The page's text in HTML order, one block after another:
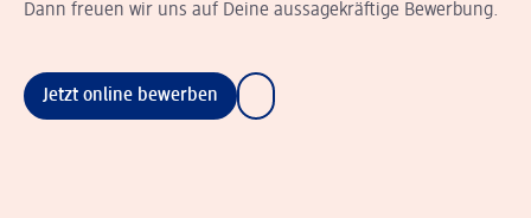
Dann freuen wir uns auf Deine aussagekräftige Bewerbung.
Jetzt online bewerben